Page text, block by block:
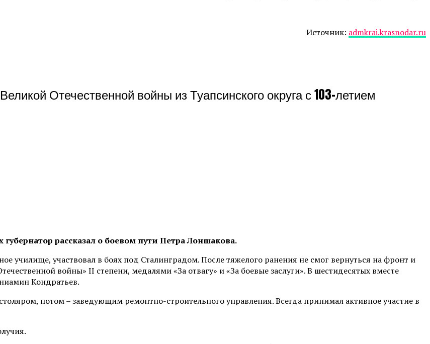
Источник: admkrai.krasnodar.ru
Отечественной войны из Туапсинского округа с 103-летием
рассказал о боевом пути Петра Лоншакова.
училище, участвовал в боях под Сталинградом. После тяжелого ранения не смог вернуться на фронт и
войны» II степени, медалями «За отвагу» и «За боевые заслуги». В шестидесятых вместе
Кондратьев.
потом – заведующим ремонтно-строительного управления. Всегда принимал активное участие в